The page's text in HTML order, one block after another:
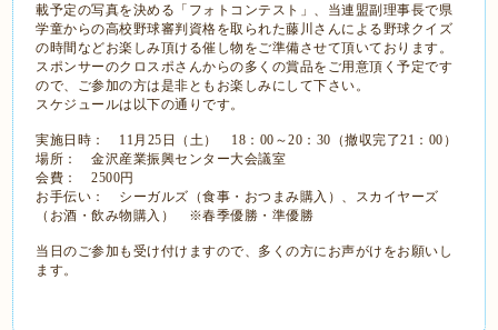
載予定の写真を決める「フォトコンテスト」、当連盟副理事長で県
学童からの高校野球審判資格を取られた藤川さんによる野球クイズ
の時間などお楽しみ頂ける催し物をご準備させて頂いております。
スポンサーのクロスポさんからの多くの賞品をご用意頂く予定です
ので、ご参加の方は是非ともお楽しみにして下さい。
スケジュールは以下の通りです。
実施日時： 11月25日（土） 18：00～20：30（撤収完了21：00）
場所： 金沢産業振興センター大会議室
会費： 2500円
お手伝い： シーガルズ（食事・おつまみ購入）、スカイヤーズ
（お酒・飲み物購入） ※春季優勝・準優勝
当日のご参加も受け付けますので、多くの方にお声がけをお願いし
ます。